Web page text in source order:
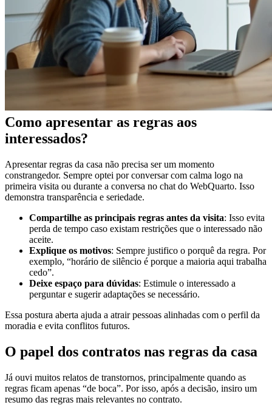
Como apresentar as regras aos
interessados?
Apresentar regras da casa não precisa ser um momento
constrangedor. Sempre optei por conversar com calma logo na
primeira visita ou durante a conversa no chat do WebQuarto. Isso
demonstra transparência e seriedade.
Compartilhe as principais regras antes da visita: Isso evita
perda de tempo caso existam restrições que o interessado não
aceite.
Explique os motivos: Sempre justifico o porquê da regra. Por
exemplo, “horário de silêncio é porque a maioria aqui trabalha
cedo”.
Deixe espaço para dúvidas: Estimule o interessado a
perguntar e sugerir adaptações se necessário.
Essa postura aberta ajuda a atrair pessoas alinhadas com o perfil da
moradia e evita conflitos futuros.
O papel dos contratos nas regras da casa
Já ouvi muitos relatos de transtornos, principalmente quando as
regras ficam apenas “de boca”. Por isso, após a decisão, insiro um
resumo das regras mais relevantes no contrato.